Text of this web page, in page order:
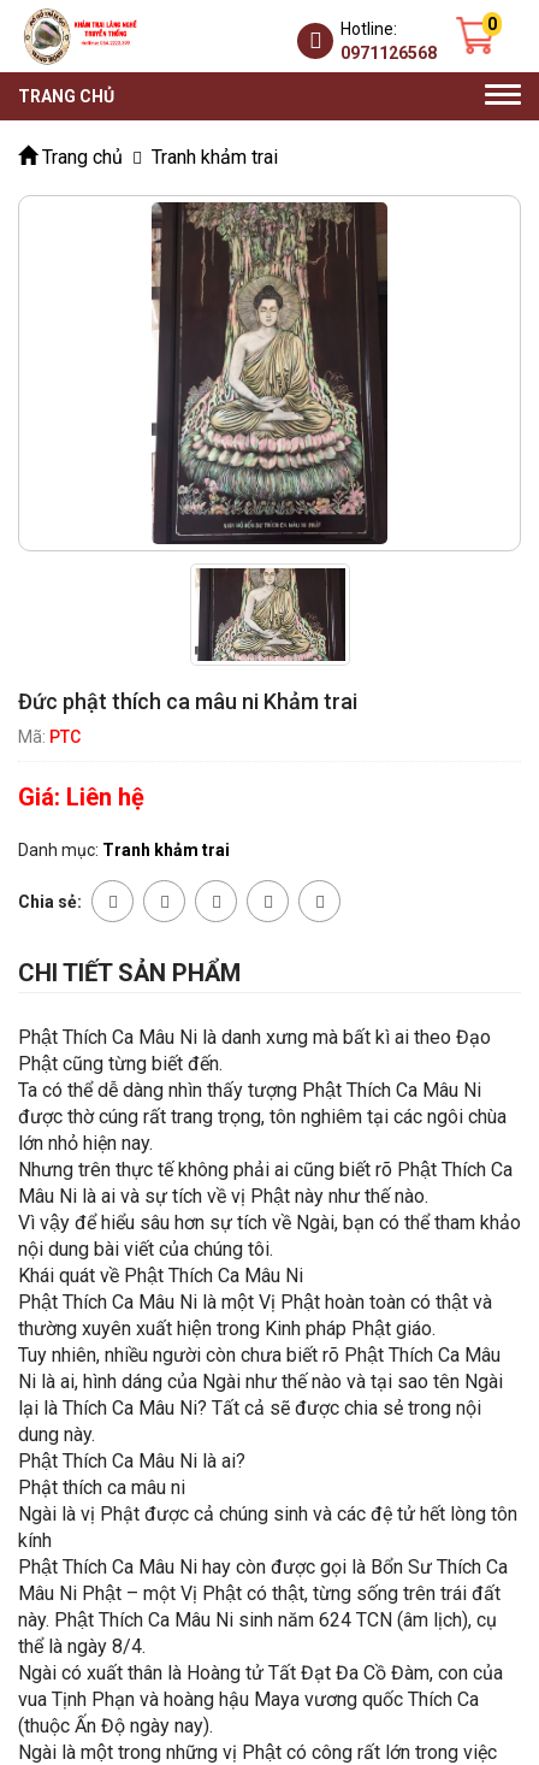
0
Hotline:
0971126568
TRANG CHỦ
Trang chủ Tranh khảm trai
Đức phật thích ca mâu ni Khảm trai
Mã: PTC
Giá: Liên hệ
Danh mục: Tranh khảm trai
Chia sẻ:
CHI TIẾT SẢN PHẨM
Phật Thích Ca Mâu Ni là danh xưng mà bất kì ai theo Đạo
Phật cũng từng biết đến.
Ta có thể dễ dàng nhìn thấy tượng Phật Thích Ca Mâu Ni
được thờ cúng rất trang trọng, tôn nghiêm tại các ngôi chùa
lớn nhỏ hiện nay.
Nhưng trên thực tế không phải ai cũng biết rõ Phật Thích Ca
Mâu Ni là ai và sự tích về vị Phật này như thế nào.
Vì vậy để hiểu sâu hơn sự tích về Ngài, bạn có thể tham khảo
nội dung bài viết của chúng tôi.
Khái quát về Phật Thích Ca Mâu Ni
Phật Thích Ca Mâu Ni là một Vị Phật hoàn toàn có thật và
thường xuyên xuất hiện trong Kinh pháp Phật giáo.
Tuy nhiên, nhiều người còn chưa biết rõ Phật Thích Ca Mâu
Ni là ai, hình dáng của Ngài như thế nào và tại sao tên Ngài
lại là Thích Ca Mâu Ni? Tất cả sẽ được chia sẻ trong nội
dung này.
Phật Thích Ca Mâu Ni là ai?
Phật thích ca mâu ni
Ngài là vị Phật được cả chúng sinh và các đệ tử hết lòng tôn
kính
Phật Thích Ca Mâu Ni hay còn được gọi là Bổn Sư Thích Ca
Mâu Ni Phật – một Vị Phật có thật, từng sống trên trái đất
này. Phật Thích Ca Mâu Ni sinh năm 624 TCN (âm lịch), cụ
thể là ngày 8/4.
Ngài có xuất thân là Hoàng tử Tất Đạt Đa Cồ Đàm, con của
vua Tịnh Phạn và hoàng hậu Maya vương quốc Thích Ca
(thuộc Ấn Độ ngày nay).
Ngài là một trong những vị Phật có công rất lớn trong việc